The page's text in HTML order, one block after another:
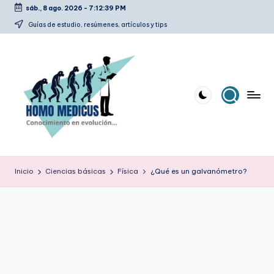
Saltar
sáb., 8 ago. 2026 - 7:12:40 PM
Guías de estudio, resúmenes, artículos y tips
o
m
estudio,
Inicio Ciencias básicas Física ¿Qué es un galvanómetro?